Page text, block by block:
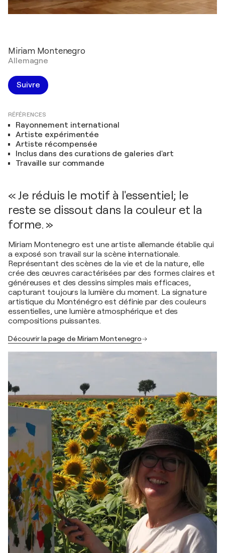
Miriam Montenegro
Allemagne
Suivre
RÉFÉRENCES
Rayonnement international
Artiste expérimentée
Artiste récompensée
Inclus dans des curations de galeries d'art
Travaille sur commande
« Je réduis le motif à l'essentiel; le
reste se dissout dans la couleur et la
forme. »
Miriam Montenegro est une artiste allemande établie qui
a exposé son travail sur la scène internationale.
Représentant des scènes de la vie et de la nature, elle
crée des œuvres caractérisées par des formes claires et
généreuses et des dessins simples mais efficaces,
capturant toujours la lumière du moment. La signature
artistique du Monténégro est définie par des couleurs
essentielles, une lumière atmosphérique et des
compositions puissantes.
Découvrir la page de Miriam Montenegro